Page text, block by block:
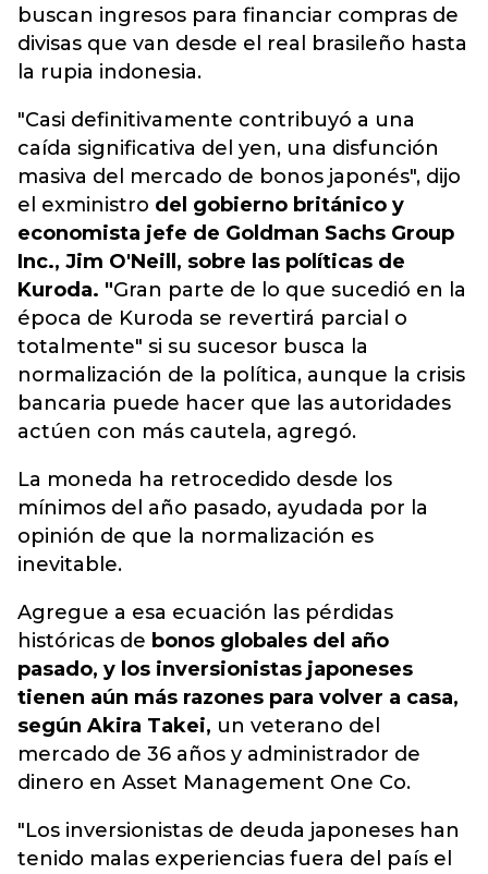
buscan ingresos para financiar compras de
divisas que van desde el real brasileño hasta
la rupia indonesia.
"Casi definitivamente contribuyó a una
caída significativa del yen, una disfunción
masiva del mercado de bonos japonés", dijo
el exministro del gobierno británico y
economista jefe de Goldman Sachs Group
Inc., Jim O'Neill, sobre las políticas de
Kuroda. "Gran parte de lo que sucedió en la
época de Kuroda se revertirá parcial o
totalmente" si su sucesor busca la
normalización de la política, aunque la crisis
bancaria puede hacer que las autoridades
actúen con más cautela, agregó.
La moneda ha retrocedido desde los
mínimos del año pasado, ayudada por la
opinión de que la normalización es
inevitable.
Agregue a esa ecuación las pérdidas
históricas de bonos globales del año
pasado, y los inversionistas japoneses
tienen aún más razones para volver a casa,
según Akira Takei, un veterano del
mercado de 36 años y administrador de
dinero en Asset Management One Co.
"Los inversionistas de deuda japoneses han
tenido malas experiencias fuera del país el